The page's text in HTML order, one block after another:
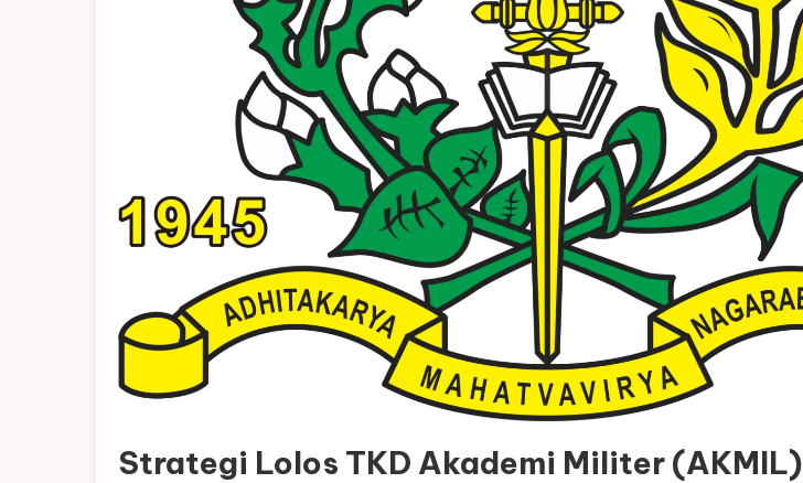
Strategi Lolos TKD Akademi Militer (AKMIL)